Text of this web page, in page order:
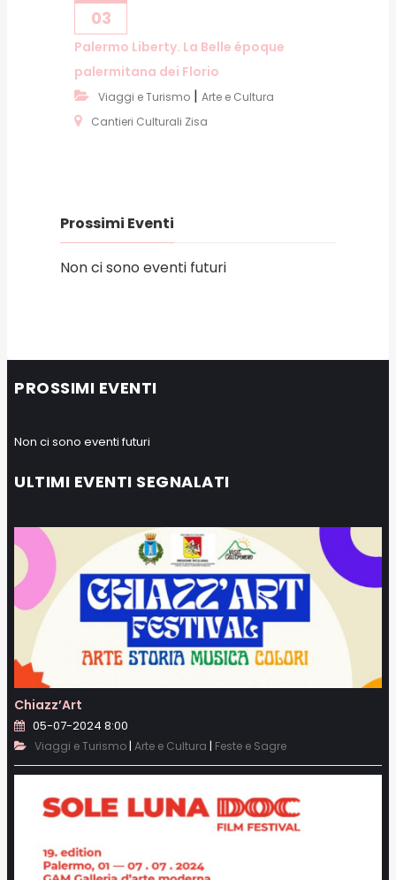
03
Palermo Liberty. La Belle époque
palermitana dei Florio
Viaggi e Turismo | Arte e Cultura
Cantieri Culturali Zisa
Prossimi Eventi
Non ci sono eventi futuri
PROSSIMI EVENTI
Non ci sono eventi futuri
ULTIMI EVENTI SEGNALATI
Chiazz’Art
05-07-2024 8:00
Viaggi e Turismo| Arte e Cultura | Feste e Sagre